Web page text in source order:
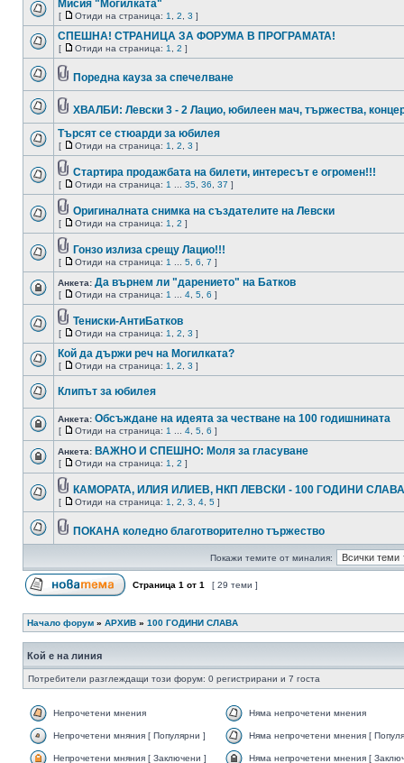
Мисия "Могилката"
[ Отиди на страница: 1 2 3 ]
СПЕШНА! СТРАНИЦА ЗА ФОРУМА В ПРОГРАМАТА!
[ Отиди на страница: 1 2 ]
Поредна кауза за спечелване
ХВАЛБИ: Левски 3 - 2 Лацио, юбилеен мач, тържества,
Търсят се стюарди за юбилея
[ Отиди на страница: 1 2 3 ]
Стартира продажбата на билети, интересът е огромен!!!
[ Отиди на страница: 1 35 36 37 ]
Оригиналната снимка на създателите на Левски
[ Отиди на страница: 1 2 ]
Гонзо излиза срещу Лацио!!!
[ Отиди на страница: 1 5 6 7 ]
Анкета: Да върнем ли "дарението" на Батков
[ Отиди на страница: 1 4 5 6 ]
Тениски-АнтиБатков
[ Отиди на страница: 1 2 3 ]
Кой да държи реч на Могилката?
[ Отиди на страница: 1 2 3 ]
Клипът за юбилея
Анкета: Обсъждане на идеята за честване на 100 годишнината
[ Отиди на страница: 1 4 5 6 ]
Анкета: ВАЖНО И СПЕШНО: Моля за гласуване
[ Отиди на страница: 1 2 ]
КАМОРАТА, ИЛИЯ ИЛИЕВ, НКП ЛЕВСКИ - 100 ГОДИНИ СЛАВА
[ Отиди на страница: 1 2 3 4 5 ]
ПОКАНА коледно благотворително тържество
Покажи темите от миналия:
Страница 1 от 1 [ 29 теми ]
Начало форум » АРХИВ » 100 ГОДИНИ СЛАВА
Кой е на линия
Потребители разглеждащи този форум: 0 регистрирани и 7 госта
Непрочетени мнения Няма непрочетени мнения
Непрочетени мняния [ Популярни ] Няма непрочетени мнения [
Непрочетени мняния [ Заключени ] Няма непрочетени мнения [